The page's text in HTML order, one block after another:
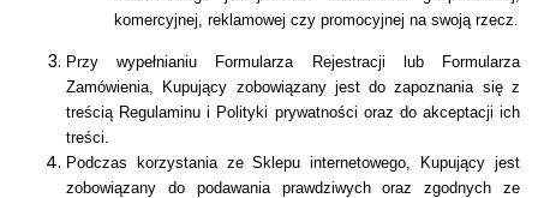
komercyjnej, reklamowej czy promocyjnej na swoją rzecz.
Przy wypełnianiu Formularza Rejestracji lub Formularza
Zamówienia, Kupujący zobowiązany jest do zapoznania się z
treścią Regulaminu i Polityki prywatności oraz do akceptacji ich
treści.
Podczas korzystania ze Sklepu internetowego, Kupujący jest
zobowiązany do podawania prawdziwych oraz zgodnych ze